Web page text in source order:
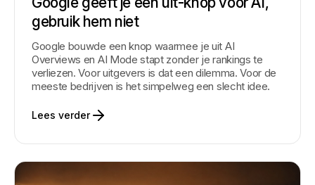
gebruik hem niet
Google bouwde een knop waarmee je uit AI
Overviews en AI Mode stapt zonder je rankings te
verliezen. Voor uitgevers is dat een dilemma. Voor de
meeste bedrijven is het simpelweg een slecht idee.
Lees verder